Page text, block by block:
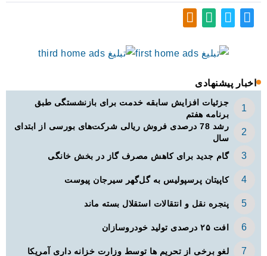
اخبار پیشنهادی
جزئیات افزایش سابقه خدمت برای بازنشستگی طبق
برنامه هفتم
رشد 78 درصدی فروش ریالی شرکت‌های بورسی از ابتدای
سال
گام جدید برای کاهش مصرف گاز در بخش خانگی
کاپیتان پرسپولیس به گل‌گهر سیرجان پیوست
پنجره‌ نقل و انتقالات استقلال بسته ماند
افت ۲۵ درصدی تولید خودروسازان
لغو برخی از تحریم ها توسط وزارت خزانه داری آمریکا